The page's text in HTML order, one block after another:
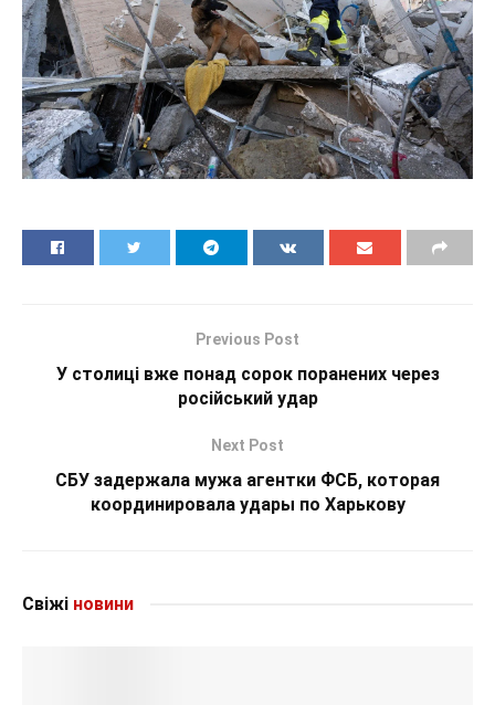
Previous Post
У столиці вже понад сорок поранених через
російський удар
Next Post
СБУ задержала мужа агентки ФСБ, которая
координировала удары по Харькову
Свіжі новини